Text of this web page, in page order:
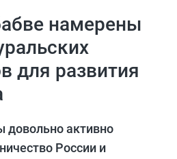
намерены
для развития
довольно активно
России и